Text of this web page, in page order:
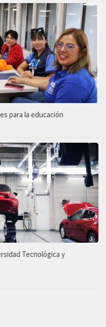
para la educación
Tecnológica y